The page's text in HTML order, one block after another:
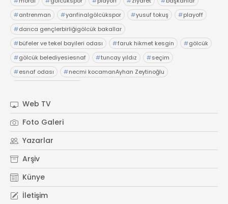
#antrenman #yarıfinalgölcükspor #yusuf tokuş #playoff
#darıca gençlerbirliğigölcük bakallar
#büfeler ve tekel bayileri odası #faruk hikmet kesgin #gölcük
#gölcük belediyesiesnaf #tuncay yıldız #seçim
#esnaf odası #necmi kocamanAyhan Zeytinoğlu
Web TV
Foto Galeri
Yazarlar
Arşiv
Künye
İletişim